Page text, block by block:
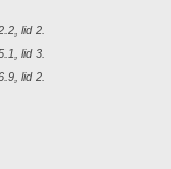
lid 2.
lid 3.
lid 2.